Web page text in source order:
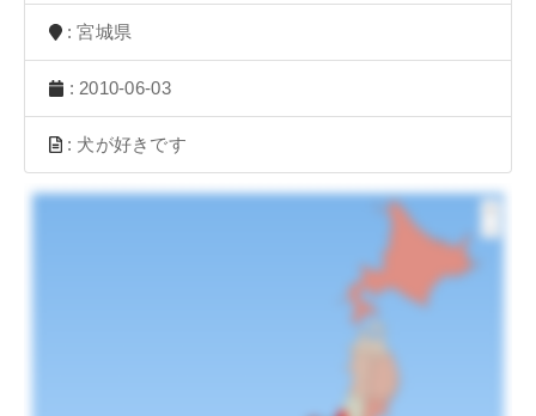
: 宮城県
: 2010-06-03
: 犬が好きです